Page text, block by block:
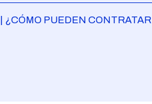
¿CÓMO PUEDEN